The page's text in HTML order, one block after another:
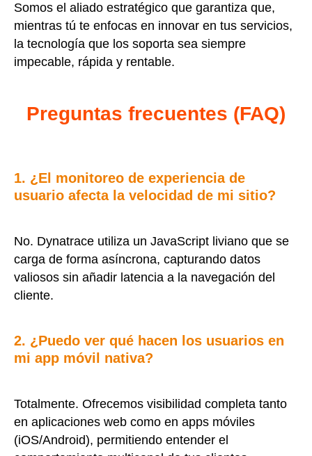
Somos el aliado estratégico que garantiza que,
mientras tú te enfocas en innovar en tus servicios,
la tecnología que los soporta sea siempre
impecable, rápida y rentable.
Preguntas frecuentes (FAQ)
1. ¿El monitoreo de experiencia de
usuario afecta la velocidad de mi sitio?
No. Dynatrace utiliza un JavaScript liviano que se
carga de forma asíncrona, capturando datos
valiosos sin añadir latencia a la navegación del
cliente.
2. ¿Puedo ver qué hacen los usuarios en
mi app móvil nativa?
Totalmente. Ofrecemos visibilidad completa tanto
en aplicaciones web como en apps móviles
(iOS/Android), permitiendo entender el